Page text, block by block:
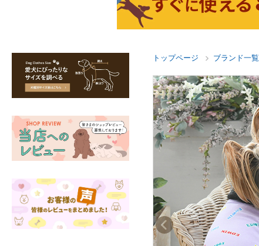
トップページ ブランド一覧